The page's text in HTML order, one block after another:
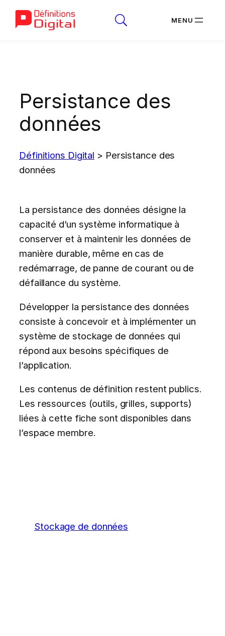
Persistance des
données
Définitions Digital > Persistance des
données
La persistance des données désigne la
capacité d’un système informatique à
conserver et à maintenir les données de
manière durable, même en cas de
redémarrage, de panne de courant ou de
défaillance du système.
Développer la persistance des données
consiste à concevoir et à implémenter un
système de stockage de données qui
répond aux besoins spécifiques de
l’application.
Les contenus de définition restent publics.
Les ressources (outils, grilles, supports)
liées à cette fiche sont disponibles dans
l’espace membre.
Stockage de données